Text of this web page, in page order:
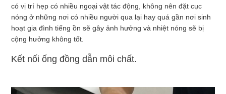
có vị trí hẹp có nhiều ngoại vật tác động, không nên đặt cục
nóng ở những nơi có nhiều người qua lại hay quá gần nơi sinh
hoạt gia đình tiếng ồn sẽ gây ảnh hưởng và nhiệt nóng sẽ bị
cộng hưởng không tốt.
Kết nối ống đồng dẫn môi chất.